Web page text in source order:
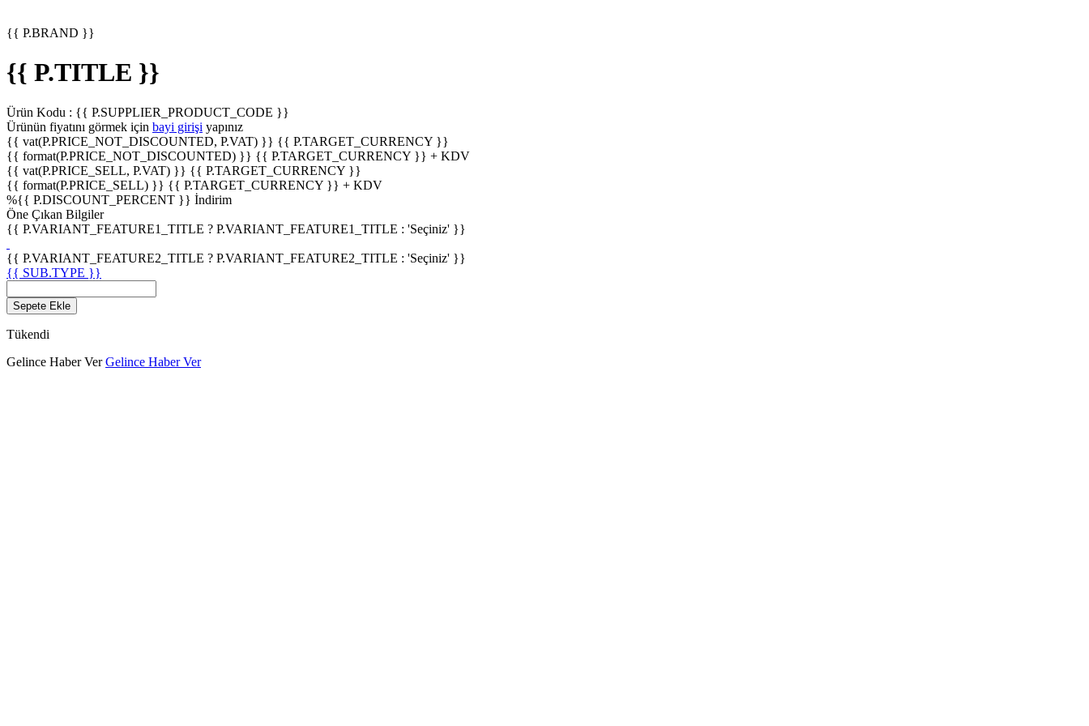
{{ P.BRAND }}
{{ P.TITLE }}
Ürün Kodu : {{ P.SUPPLIER_PRODUCT_CODE }}
Ürünün fiyatını görmek için bayi girişi yapınız
{{ vat(P.PRICE_NOT_DISCOUNTED, P.VAT) }} {{ P.TARGET_CURRENCY }}
{{ format(P.PRICE_NOT_DISCOUNTED) }} {{ P.TARGET_CURRENCY }} + KDV
{{ vat(P.PRICE_SELL, P.VAT) }} {{ P.TARGET_CURRENCY }}
{{ format(P.PRICE_SELL) }} {{ P.TARGET_CURRENCY }} + KDV
%{{ P.DISCOUNT_PERCENT }} İndirim
Öne Çıkan Bilgiler
{{ P.VARIANT_FEATURE1_TITLE ? P.VARIANT_FEATURE1_TITLE : 'Seçiniz' }}
{{ P.VARIANT_FEATURE2_TITLE ? P.VARIANT_FEATURE2_TITLE : 'Seçiniz' }}
{{ SUB.TYPE }}
Sepete Ekle
Tükendi
Gelince Haber Ver Gelince Haber Ver